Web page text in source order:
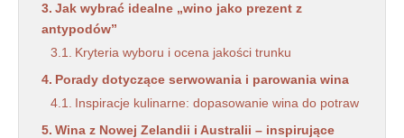
Jak wybrać idealne „wino jako prezent z
antypodów”
Kryteria wyboru i ocena jakości trunku
Porady dotyczące serwowania i parowania wina
Inspiracje kulinarne: dopasowanie wina do potraw
Wina z Nowej Zelandii i Australii – inspirujące